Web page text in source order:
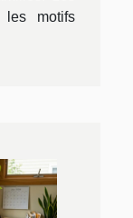
les motifs